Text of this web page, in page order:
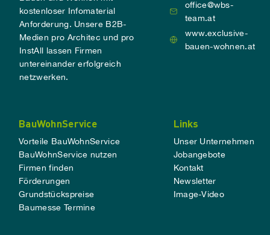
kostenloser Infomaterial
Anforderung. Unsere B2B-
Medien pro Architec und pro
InstAll lassen Firmen
untereinander erfolgreich
netzwerken.
office@wbs-
team.at
www.exclusive-
bauen-wohnen.at
BauWohnService
Vorteile BauWohnService
BauWohnService nutzen
Firmen finden
Förderungen
Grundstückspreise
Baumesse Termine
Links
Unser Unternehmen
Jobangebote
Kontakt
Newsletter
Image-Video